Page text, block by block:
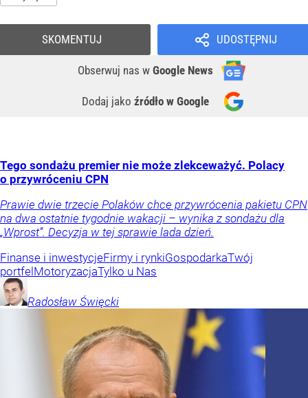
UDOSTĘPNIJ
Obserwuj nas w Google News
Dodaj jako źródło w Google
SKOMENTUJ
Tego sondażu premier nie może zlekceważyć. Polacy
o przywróceniu CPN
Prawie dwie trzecie Polaków chce przywrócenia pakietu CPN
na dwa ostatnie tygodnie wakacji – wynika z sondażu dla
„Wprost”. Decyzja w tej sprawie lada dzień.
Finanse i inwestycjeFirmy i rynkiGospodarkaTwój
portfelMotoryzacjaTylko u Nas
Radosław Święcki